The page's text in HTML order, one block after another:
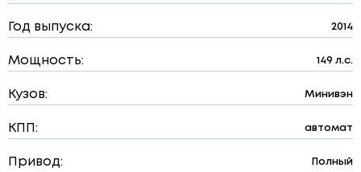
Год выпуска: 2014
Мощность: 149 л.с.
Кузов: Минивэн
КПП: автомат
Привод: Полный